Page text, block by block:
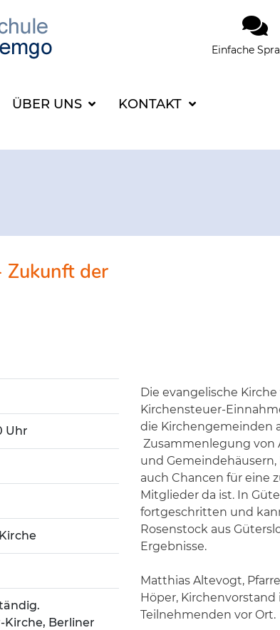
Einfache
ÜBER UNS KONTAKT
Zukunft der
Uhr
Berliner
Die evangelische
Kirchensteuer-
die Kirchengemeinden
Zusammenlegung von
und
auch Chancen für eine
Mitglieder da ist. In
fortgeschritten und
Rosenstock aus
Ergebnisse.
Matthias Altevogt,
Höper,
Teilnehmenden vor Ort.